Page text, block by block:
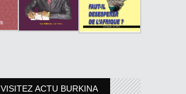
VISITEZ ACTU BURKINA